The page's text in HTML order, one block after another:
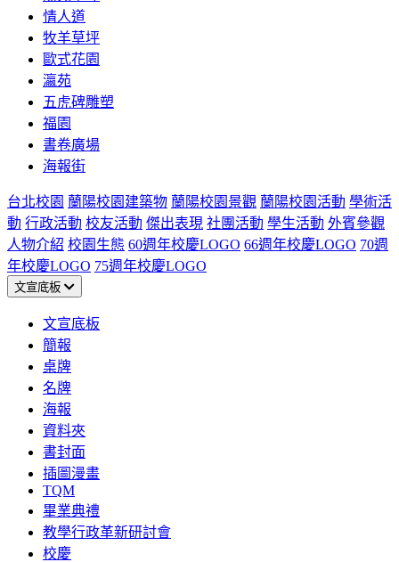
情人道
牧羊草坪
歐式花園
瀛苑
五虎碑雕塑
福園
書卷廣場
海報街
台北校園 蘭陽校園建築物 蘭陽校園景觀 蘭陽校園活動 學術活
動 行政活動 校友活動 傑出表現 社團活動 學生活動 外賓參觀
人物介紹 校園生態 60週年校慶LOGO 66週年校慶LOGO 70週
年校慶LOGO 75週年校慶LOGO
文宣底板
文宣底板
簡報
桌牌
名牌
海報
資料夾
書封面
插圖漫畫
TQM
畢業典禮
教學行政革新研討會
校慶